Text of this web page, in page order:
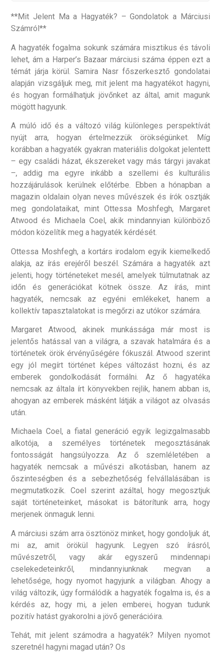
**Mit Jelent Ma a Hagyaték? – Gondolatok a Márciusi
Számról**
A hagyaték fogalma sokunk számára misztikus és távoli
lehet, ám a Harper’s Bazaar márciusi száma éppen ezt a
témát járja körül. Samira Nasr főszerkesztő gondolatai
alapján vizsgáljuk meg, mit jelent ma hagyatékot hagyni,
és hogyan formálhatjuk jövőnket az által, amit magunk
mögött hagyunk.
A múló idő és a változó világ különleges perspektívát
nyújt arra, hogyan értelmezzük örökségünket. Míg
korábban a hagyaték gyakran materiális dolgokat jelentett
– egy családi házat, ékszereket vagy más tárgyi javakat
–, addig ma egyre inkább a szellemi és kulturális
hozzájárulások kerülnek előtérbe. Ebben a hónapban a
magazin oldalain olyan neves művészek és írók osztják
meg gondolataikat, mint Ottessa Moshfegh, Margaret
Atwood és Michaela Coel, akik mindannyian különböző
módon közelítik meg a hagyaték kérdését.
Ottessa Moshfegh, a kortárs irodalom egyik kiemelkedő
alakja, az írás erejéről beszél. Számára a hagyaték azt
jelenti, hogy történeteket mesél, amelyek túlmutatnak az
időn és generációkat kötnek össze. Az írás, mint
hagyaték, nemcsak az egyéni emlékeket, hanem a
kollektív tapasztalatokat is megőrzi az utókor számára.
Margaret Atwood, akinek munkássága már most is
jelentős hatással van a világra, a szavak hatalmára és a
történetek örök érvényűségére fókuszál. Atwood szerint
egy jól megírt történet képes változást hozni, és az
emberek gondolkodását formálni. Az ő hagyatéka
nemcsak az általa írt könyvekben rejlik, hanem abban is,
ahogyan az emberek másként látják a világot az olvasás
után.
Michaela Coel, a fiatal generáció egyik legizgalmasabb
alkotója, a személyes történetek megosztásának
fontosságát hangsúlyozza. Az ő szemléletében a
hagyaték nemcsak a művészi alkotásban, hanem az
őszinteségben és a sebezhetőség felvállalásában is
megmutatkozik. Coel szerint azáltal, hogy megosztjuk
saját történeteinket, másokat is bátorítunk arra, hogy
merjenek önmaguk lenni.
A márciusi szám arra ösztönöz minket, hogy gondoljuk át,
mi az, amit örökül hagyunk. Legyen szó írásról,
művészetről, vagy akár egyszerű mindennapi
cselekedeteinkről, mindannyiunknak megvan a
lehetősége, hogy nyomot hagyjunk a világban. Ahogy a
világ változik, úgy formálódik a hagyaték fogalma is, és a
kérdés az, hogy mi, a jelen emberei, hogyan tudunk
pozitív hatást gyakorolni a jövő generációira.
Tehát, mit jelent számodra a hagyaték? Milyen nyomot
szeretnél hagyni magad után? Os